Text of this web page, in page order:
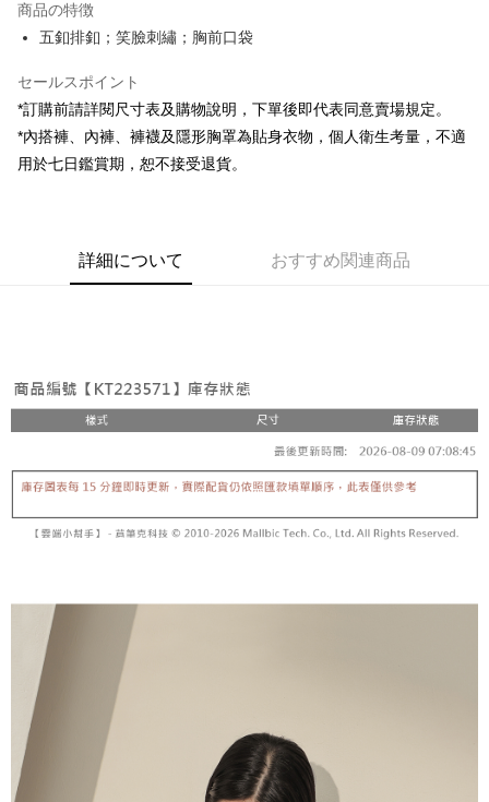
Apple Pay
Google Pay
2. 支払い方法で「OP Pay Later」を選択すると、注文が成立した後に自動
的に OP Pay Later の取引プロセスに移行し、携帯番号を確認後、分割払
合、注文は自動的にキャンセルされます。「転専審査」に未通過の状況が
発生した場合は、システムの評価基準に達していないことを意味し、評価
内容についての説明はいたしかねます。
【支払い方法の説明】
1. 分割払いの金額は電信請求書に統合されず、「OP Pay Later」は毎月の
締め日後に支払いリマインダーのSMSを送信します。
2. SMSのリンクを通じて請求書を開いた後、「コンビニバーコード／台湾
【注意事項】
1. 本サービスは「台湾大哥大株式会社」（以下「当社」といいます）によ
って提供され、ユーザーが取引時に本サービスを通じて商品やサービスを
購入できるようにし、店舗が売買／分割払い売買の債権を当社に譲渡した
後、契約に基づいて当社の請求書で帳款を支払うことになります。
2. 「OP Pay Later」を利用する契約関係の目的から、店舗はあなたの個人
情報（名前、電話または住所を含む）を台湾大哥大に提供し、収集、処理
および利用するために、当社があなた本人と分割請求書に必要な情報の確
認、照合および修正を行います。
3. 完全なユーザーサービス規約については、以下のリンクを参照してくだ
一、 AFTEE代金後払いについて
1.お支払い方法でAFTEE代金後払いを選択すると、携帯電話認証ウィンド
4.ご注文が完了すると、携帯に支払い通知のSMSが届きます。アプリ会員
の場合は、AFTEE アプリプッシュ通知が届きます。
5.商品受け取り時のお支払いは不要です。商品を確かめてから、SMSまた
はアプリの通知に従って、4大コンビニ、またはATM/オンラインバンキン
とに計算されます。AFTEEで注文すると、商品を受け取るまで支払い期限
を延長できますが、商品を期限内に受け取れない場合があります（例：予
約商品や商品到着日が比較的遅い商品）。そのため、商品到着の有無に関
わらず、AFTEEで指定された期限内にお支払いください。
二、支払い限度額
1.初回 AFTEEを ご利用の際に、認証結果及び当社の審査の結果に基づ
き、限度額が設定されます。
2.決済金額は最低NT$20です。
3.現在、台湾の会員のみご利用いただけます。
ATM払い
配送毎にNT$60、NT$1,600以上で送料無料
配送毎にNT$10,000
配送毎にNT$10,000
7-11取貨付款
配送毎にNT$60、NT$1,800以上で送料無料
付款後7-11取貨
配送毎にNT$60、NT$1,600以上で送料無料
宅配
商品の特徴
五釦排釦；笑臉刺繡；胸前口袋
セールスポイント
*訂購前請詳閱尺寸表及購物說明，下單後即代表同意賣場規定。
*內搭褲、內褲、褲襪及隱形胸罩為貼身衣物，個人衛生考量，不適
用於七日鑑賞期，恕不接受退貨。
詳細について おすすめ関連商品